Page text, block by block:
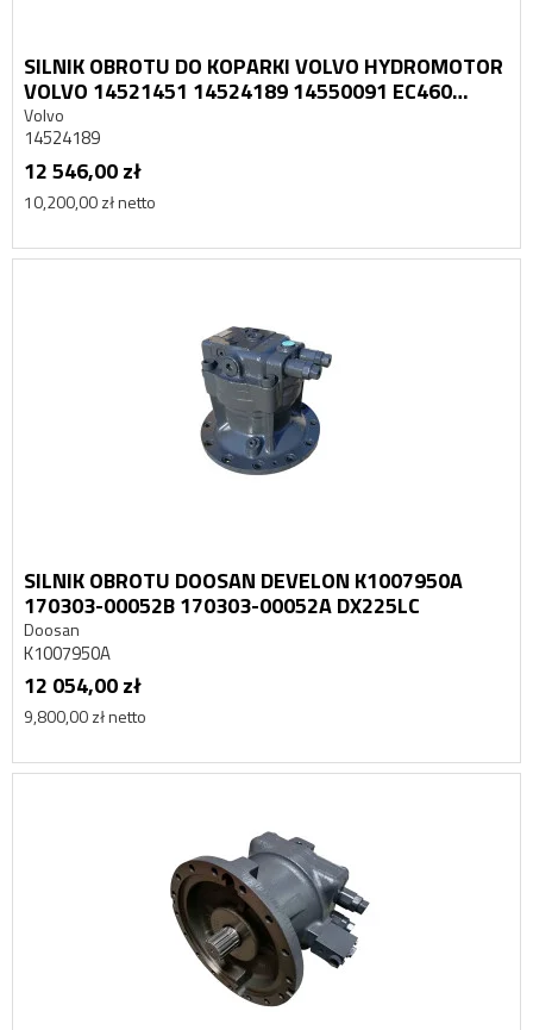
SILNIK OBROTU DO KOPARKI VOLVO HYDROMOTOR
VOLVO 14521451 14524189 14550091 EC460
EC210 KOMPLETNY
Volvo
14524189
12 546,00 zł
10,200,00 zł netto
SILNIK OBROTU DOOSAN DEVELON K1007950A
170303-00052B 170303-00052A DX225LC
Doosan
K1007950A
12 054,00 zł
9,800,00 zł netto